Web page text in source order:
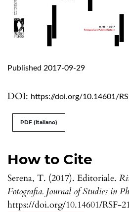
DOI: https://doi.org/10.14601/
Published 2017-09-29
How to Cite
Serena, T. (2017). Editoriale.
Fotografia. Journal of Studies in
https://doi.org/10.14601/RSF-
PDF (Italiano)